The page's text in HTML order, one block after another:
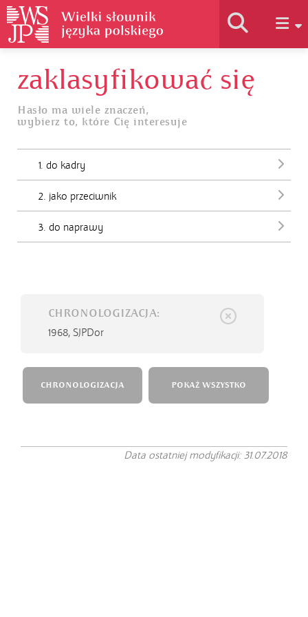
Historia słownika
Jak korzystać
zaklasyfikować się
Hasło ma wiele znaczeń,
wybierz to, które Cię interesuje
1. do kadry
2. jako przeciwnik
3. do naprawy
CHRONOLOGIZACJA:
1968, SJPDor
CHRONOLOGIZACJA POKAŻ WSZYSTKO
Data ostatniej modyfikacji: 31.07.2018